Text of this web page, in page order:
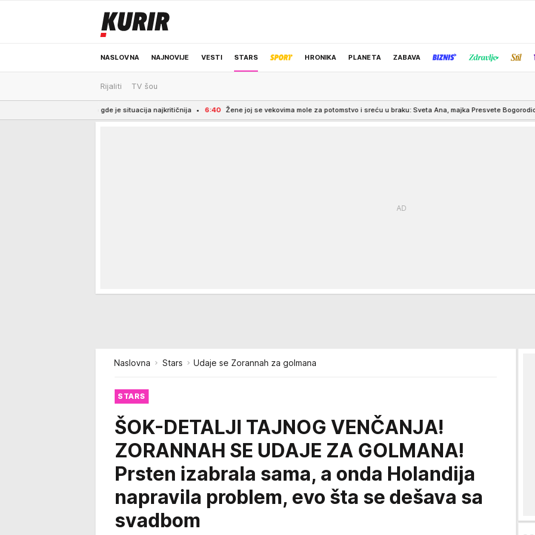
NASLOVNA NAJNOVIJE VESTI STARS HRONIKA PLANETA ZABAVA
ODRŽIVA BUDUĆNOST
Rijaliti TV šou
evo gde je situacija najkritičnija 6:40 Žene joj se vekovima mole za potomstvo i sreću u braku: Sveta Ana, majka Presvete Bogorodice, zaštitnica je
Naslovna Stars Udaje se Zorannah za golmana
STARS
ŠOK-DETALJI TAJNOG VENČANJA!
ZORANNAH SE UDAJE ZA GOLMANA!
Prsten izabrala sama, a onda Holandija
napravila problem, evo šta se dešava sa
svadbom